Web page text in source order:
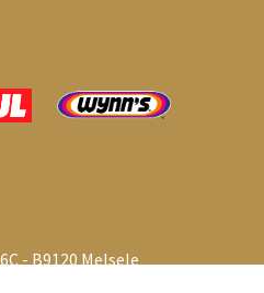
- B9120 Melsele